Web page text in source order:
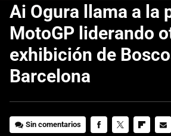
Ai Ogura llama a la
MotoGP liderando
exhibición de
Barcelona
Sin comentarios